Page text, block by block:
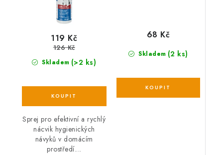
Skladem (>2 ks)
119 Kč
126 Kč
Sprej pro efektivní a rychlý
nácvik hygienických
návyků v domácím
prostředí....
Skladem (2 ks)
68 Kč